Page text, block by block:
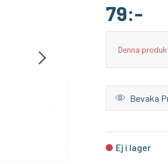
2-pin SPST Momentary Push
79:-
Denna
Bevaka
Ej i lager